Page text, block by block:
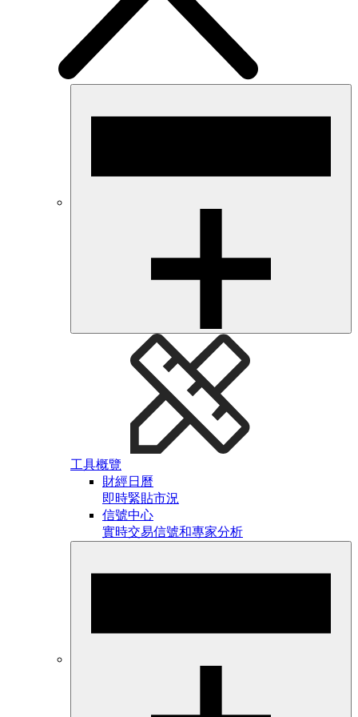
工具概覽
財經日曆
即時緊貼市況
信號中心
實時交易信號和專家分析